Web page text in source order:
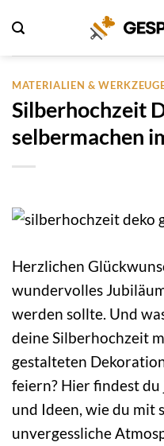
Inhalt
springen
MATERIALIEN &
Silberhochzeit
selbermachen
Herzlichen
wundervolles
werden sollte. Und
deine Silberhochzeit
gestalteten
feiern? Hier findest
und Ideen, wie du mit
unvergessliche